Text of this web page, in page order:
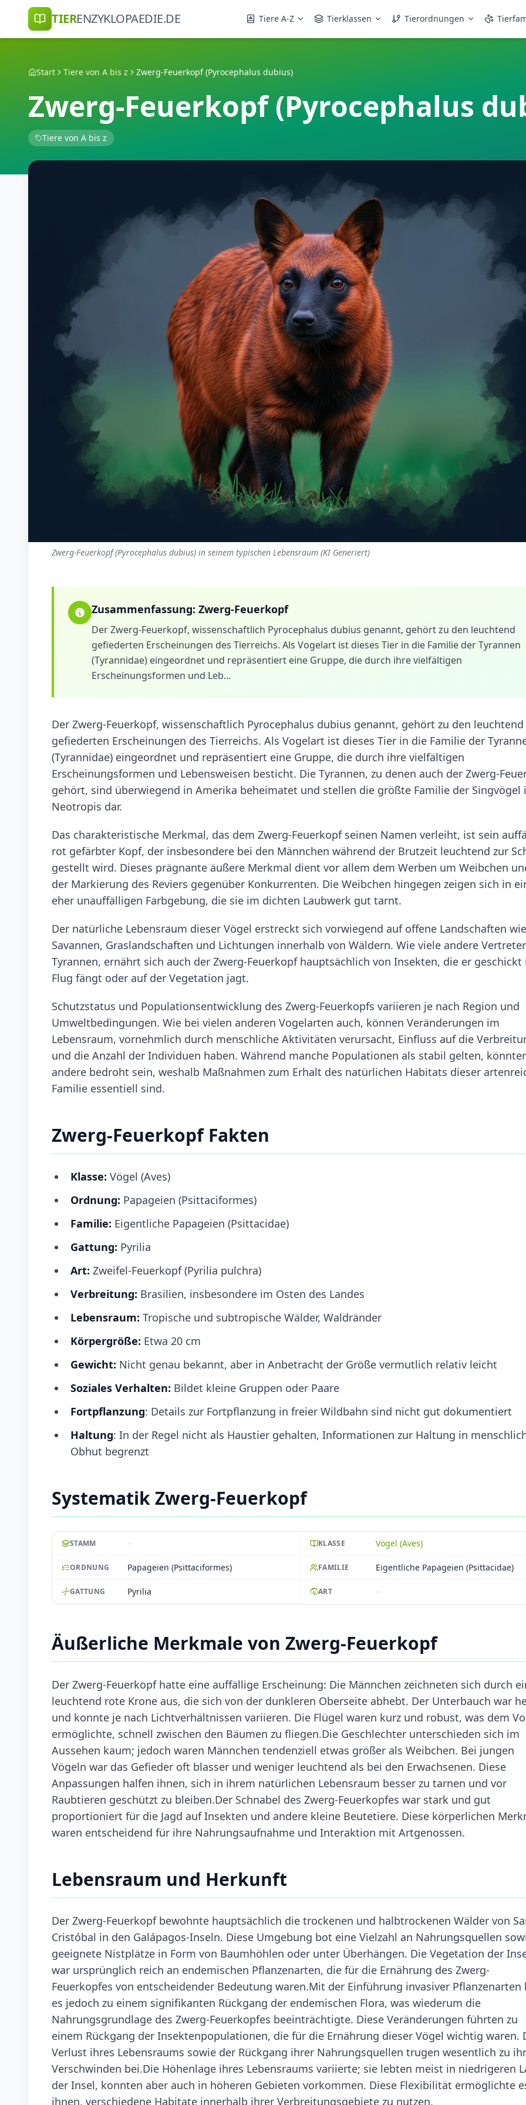
TIERENZYKLOPAEDIE.DE Tiere A-Z Tierklassen Tierordnungen
Start Tiere von A bis z Zwerg-Feuerkopf (Pyrocephalus dubius)
Zwerg-Feuerkopf (Pyrocephalus
Tiere von A bis z
Zwerg-Feuerkopf (Pyrocephalus dubius) in seinem typischen Lebensraum (KI Generiert)
Zusammenfassung: Zwerg-Feuerkopf
Der Zwerg-Feuerkopf, wissenschaftlich Pyrocephalus dubius genannt, gehört zu den leuchtend
gefiederten Erscheinungen des Tierreichs. Als Vogelart ist dieses Tier in die Familie der Tyrannen
(Tyrannidae) eingeordnet und repräsentiert eine Gruppe, die durch ihre vielfältigen
Erscheinungsformen und Leb...
Der Zwerg-Feuerkopf, wissenschaftlich Pyrocephalus dubius genannt, gehört zu den leuchtend
gefiederten Erscheinungen des Tierreichs. Als Vogelart ist dieses Tier in die Familie der
(Tyrannidae) eingeordnet und repräsentiert eine Gruppe, die durch ihre vielfältigen
Erscheinungsformen und Lebensweisen besticht. Die Tyrannen, zu denen auch der Zwerg-
gehört, sind überwiegend in Amerika beheimatet und stellen die größte Familie der Singvögel
Neotropis dar.
Das charakteristische Merkmal, das dem Zwerg-Feuerkopf seinen Namen verleiht, ist sein
rot gefärbter Kopf, der insbesondere bei den Männchen während der Brutzeit leuchtend zur
gestellt wird. Dieses prägnante äußere Merkmal dient vor allem dem Werben um Weibchen
der Markierung des Reviers gegenüber Konkurrenten. Die Weibchen hingegen zeigen sich in
eher unauffälligen Farbgebung, die sie im dichten Laubwerk gut tarnt.
Der natürliche Lebensraum dieser Vögel erstreckt sich vorwiegend auf offene Landschaften wie
Savannen, Graslandschaften und Lichtungen innerhalb von Wäldern. Wie viele andere
Tyrannen, ernährt sich auch der Zwerg-Feuerkopf hauptsächlich von Insekten, die er geschickt
Flug fängt oder auf der Vegetation jagt.
Schutzstatus und Populationsentwicklung des Zwerg-Feuerkopfs variieren je nach Region und
Umweltbedingungen. Wie bei vielen anderen Vogelarten auch, können Veränderungen im
Lebensraum, vornehmlich durch menschliche Aktivitäten verursacht, Einfluss auf die
und die Anzahl der Individuen haben. Während manche Populationen als stabil gelten,
andere bedroht sein, weshalb Maßnahmen zum Erhalt des natürlichen Habitats dieser
Familie essentiell sind.
Zwerg-Feuerkopf Fakten
Klasse: Vögel (Aves)
Ordnung: Papageien (Psittaciformes)
Familie: Eigentliche Papageien (Psittacidae)
Gattung: Pyrilia
Art: Zweifel-Feuerkopf (Pyrilia pulchra)
Verbreitung: Brasilien, insbesondere im Osten des Landes
Lebensraum: Tropische und subtropische Wälder, Waldränder
Körpergröße: Etwa 20 cm
Gewicht: Nicht genau bekannt, aber in Anbetracht der Größe vermutlich relativ leicht
Soziales Verhalten: Bildet kleine Gruppen oder Paare
Fortpflanzung: Details zur Fortpflanzung in freier Wildbahn sind nicht gut dokumentiert
Haltung: In der Regel nicht als Haustier gehalten, Informationen zur Haltung in
Obhut begrenzt
Systematik Zwerg-Feuerkopf
STAMM -- KLASSE Vögel (Aves)
ORDNUNG Papageien (Psittaciformes) FAMILIE Eigentliche Papageien (Psittacidae)
GATTUNG Pyrilia ART --
Äußerliche Merkmale von Zwerg-Feuerkopf
Der Zwerg-Feuerkopf hatte eine auffällige Erscheinung: Die Männchen zeichneten sich durch
leuchtend rote Krone aus, die sich von der dunkleren Oberseite abhebt. Der Unterbauch war
und konnte je nach Lichtverhältnissen variieren. Die Flügel waren kurz und robust, was dem
ermöglichte, schnell zwischen den Bäumen zu fliegen.Die Geschlechter unterschieden sich im
Aussehen kaum; jedoch waren Männchen tendenziell etwas größer als Weibchen. Bei jungen
Vögeln war das Gefieder oft blasser und weniger leuchtend als bei den Erwachsenen. Diese
Anpassungen halfen ihnen, sich in ihrem natürlichen Lebensraum besser zu tarnen und vor
Raubtieren geschützt zu bleiben.Der Schnabel des Zwerg-Feuerkopfes war stark und gut
proportioniert für die Jagd auf Insekten und andere kleine Beutetiere. Diese körperlichen
waren entscheidend für ihre Nahrungsaufnahme und Interaktion mit Artgenossen.
Lebensraum und Herkunft
Der Zwerg-Feuerkopf bewohnte hauptsächlich die trockenen und halbtrockenen Wälder von
Cristóbal in den Galápagos-Inseln. Diese Umgebung bot eine Vielzahl an Nahrungsquellen
geeignete Nistplätze in Form von Baumhöhlen oder unter Überhängen. Die Vegetation der
war ursprünglich reich an endemischen Pflanzenarten, die für die Ernährung des Zwerg-
Feuerkopfes von entscheidender Bedeutung waren.Mit der Einführung invasiver Pflanzenarten
es jedoch zu einem signifikanten Rückgang der endemischen Flora, was wiederum die
Nahrungsgrundlage des Zwerg-Feuerkopfes beeinträchtigte. Diese Veränderungen führten zu
einem Rückgang der Insektenpopulationen, die für die Ernährung dieser Vögel wichtig waren.
Verlust ihres Lebensraums sowie der Rückgang ihrer Nahrungsquellen trugen wesentlich zu
Verschwinden bei.Die Höhenlage ihres Lebensraums variierte; sie lebten meist in niedrigeren
der Insel, konnten aber auch in höheren Gebieten vorkommen. Diese Flexibilität ermöglichte
ihnen, verschiedene Habitate innerhalb ihrer Verbreitungsgebiete zu nutzen.